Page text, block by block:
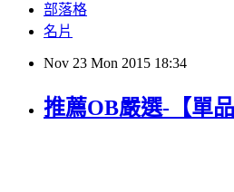
部落格
名片
Nov 23 Mon 2015 18:34
推薦OB嚴選-【單